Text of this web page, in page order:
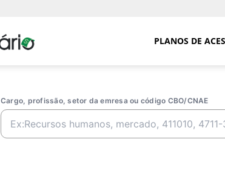
Portal PLANOS DE
Cargo, profissão, setor da emresa ou código CBO/CNAE